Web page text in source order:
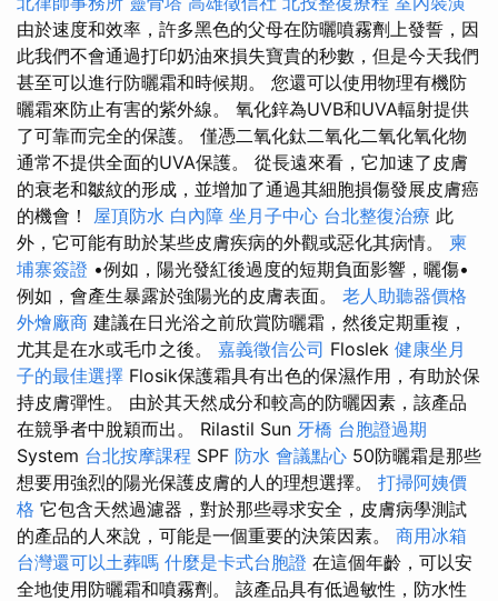
由於速度和效率，許多黑色的父母在防曬噴霧劑上發誓，因
此我們不會通過打印奶油來損失寶貴的秒數，但是今天我們
甚至可以進行防曬霜和時候期。 您還可以使用物理有機防
曬霜來防止有害的紫外線。 氧化鋅為UVB和UVA輻射提供
了可靠而完全的保護。 僅憑二氧化鈦二氧化二氧化氧化物
通常不提供全面的UVA保護。 從長遠來看，它加速了皮膚
的衰老和皺紋的形成，並增加了通過其細胞損傷發展皮膚癌
的機會！ 屋頂防水 白內障 坐月子中心 台北整復治療 此
外，它可能有助於某些皮膚疾病的外觀或惡化其病情。 柬
埔寨簽證 •例如，陽光發紅後過度的短期負面影響，曬傷•
例如，會產生暴露於強陽光的皮膚表面。 老人助聽器價格
外燴廠商 建議在日光浴之前欣賞防曬霜，然後定期重複，
尤其是在水或毛巾之後。 嘉義徵信公司 Floslek 健康坐月
子的最佳選擇 Flosik保護霜具有出色的保濕作用，有助於保
持皮膚彈性。 由於其天然成分和較高的防曬因素，該產品
在競爭者中脫穎而出。 Rilastil Sun 牙橋 台胞證過期
System 台北按摩課程 SPF 防水 會議點心 50防曬霜是那些
想要用強烈的陽光保護皮膚的人的理想選擇。 打掃阿姨價
格 它包含天然過濾器，對於那些尋求安全，皮膚病學測試
的產品的人來說，可能是一個重要的決策因素。 商用冰箱
台灣還可以土葬嗎 什麼是卡式台胞證 在這個年齡，可以安
全地使用防曬霜和噴霧劑。 該產品具有低過敏性，防水性